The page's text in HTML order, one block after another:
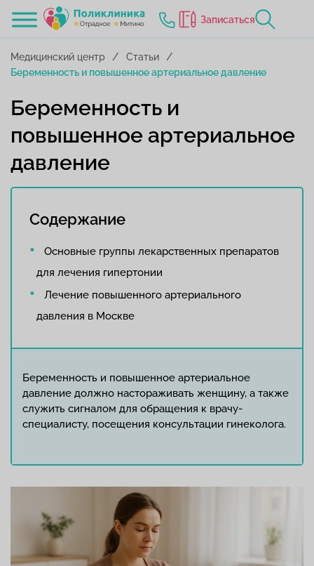
Записаться
Медицинский центр
Статьи
Беременность и повышенное артериальное давление
Беременность и
повышенное артериальное
давление
Содержание
Основные группы лекарственных препаратов
для лечения гипертонии
Лечение повышенного артериального
давления в Москве
Беременность и повышенное артериальное
давление должно настораживать женщину, а также
служить сигналом для обращения к врачу-
специалисту, посещения консультации гинеколога.